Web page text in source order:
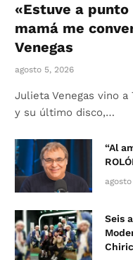
«Estuve a
mamá me
Venegas
agosto 5, 2026
Julieta Venegas vino a
y su último disco,…
“Al
Seis